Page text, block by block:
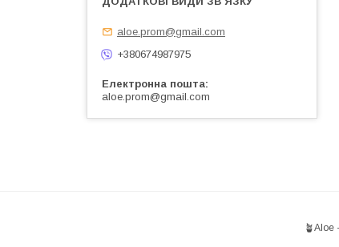
aloe.prom@gmail.com
+380674987975
Електронна пошта
aloe.prom@gmail.com